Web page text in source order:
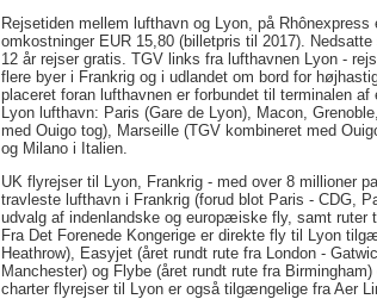
Rejsetiden mellem lufthavn og Lyon, på
omkostninger EUR 15,80 (billetpris til 2017).
12 år rejser gratis. TGV links fra lufthavnen Lyon -
flere byer i Frankrig og i udlandet om bord for
placeret foran lufthavnen er forbundet til terminalen
Lyon lufthavn: Paris (Gare de Lyon), Macon,
med Ouigo tog), Marseille (TGV kombineret med
og Milano i Italien.
UK flyrejser til Lyon, Frankrig - med over 8 millioner
travleste lufthavn i Frankrig (forud blot Paris - CDG,
udvalg af indenlandske og europæiske fly, samt ruter
Fra Det Forenede Kongerige er direkte fly til Lyon
Heathrow), Easyjet (året rundt rute fra London -
Manchester) og Flybe (året rundt rute fra
charter flyrejser til Lyon er også tilgængelige fra Aer